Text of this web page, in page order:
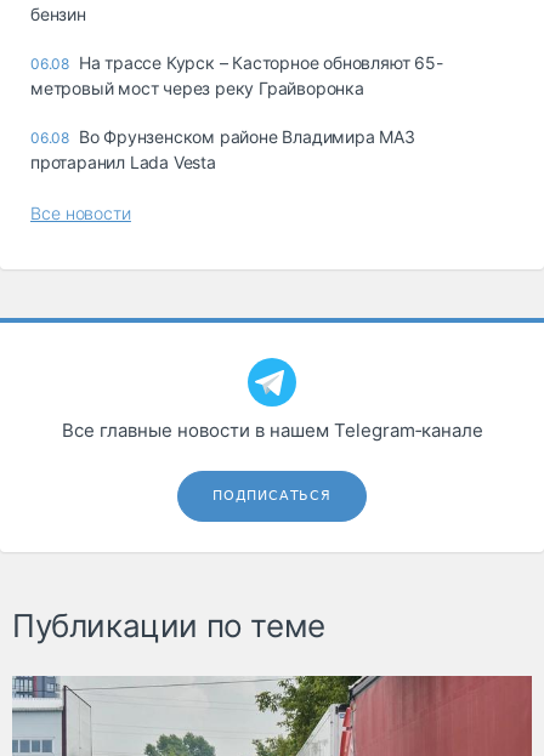
бензин
06.08 На трассе Курск – Касторное обновляют 65-
метровый мост через реку Грайворонка
06.08 Во Фрунзенском районе Владимира МАЗ
протаранил Lada Vesta
Все новости
Все главные новости в нашем Telegram‑канале
ПОДПИСАТЬСЯ
Публикации по теме